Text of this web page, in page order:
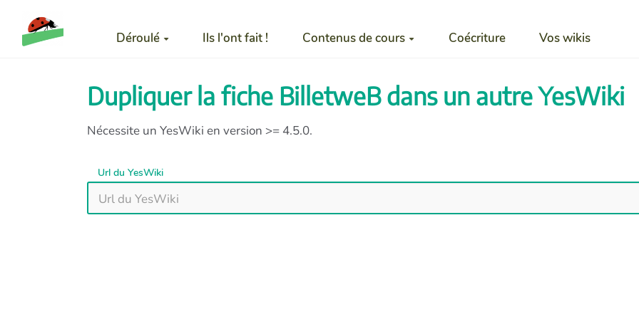
Aller au contenu principal
Déroulé
Ils l'ont fait ! Contenus de cours Coécriture Vos wikis
Dupliquer la fiche BilletweB dans un autre YesWiki
Nécessite un YesWiki en version >= 4.5.0.
Url du YesWiki